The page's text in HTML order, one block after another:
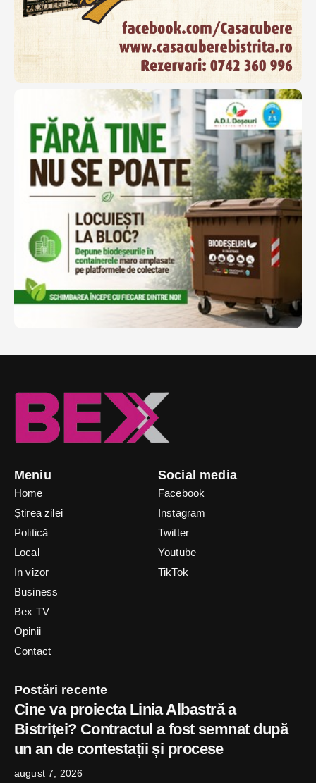
Meniu
Home
Știrea zilei
Politică
Local
In vizor
Business
Bex TV
Opinii
Contact
Social media
Facebook
Instagram
Twitter
Youtube
TikTok
Postări recente
Cine va proiecta Linia Albastră a
Bistriței? Contractul a fost semnat după
un an de contestații și procese
august 7, 2026